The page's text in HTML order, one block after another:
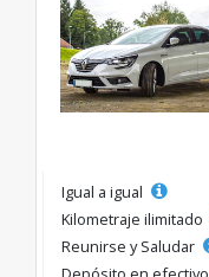
Igual a igual
Kilometraje ilimitado
Reunirse y Saludar